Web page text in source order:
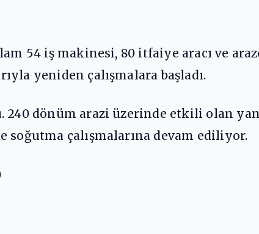
54 iş makinesi, 80 itfaiye aracı ve
yeniden çalışmalara başladı.
240 dönüm arazi üzerinde etkili olan
soğutma çalışmalarına devam ediliyor.